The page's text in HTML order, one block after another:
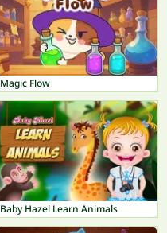
Magic Flow
Baby Hazel Learn Animals